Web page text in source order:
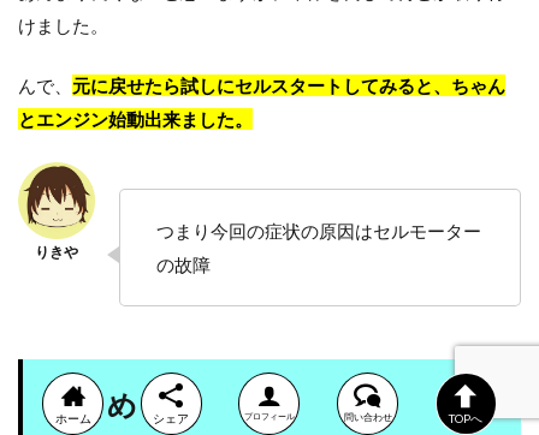
けました。
んで、 元に戻せたら試しにセルスタートしてみると、ちゃん
とエンジン始動出来ました。
つまり今回の症状の原因はセルモーター
の故障
まとめ
ホーム シェア プロフィール 問い合わせ TOPへ